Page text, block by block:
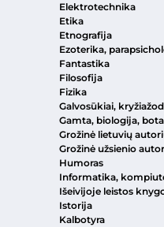
Elektrotechnika
Etika
Etnografija
Ezoterika,
Fantastika
Filosofija
Fizika
Galvosūkiai,
Gamta, biologija,
Grožinė lietuvių
Grožinė užsienio
Humoras
Informatika,
Išeivijoje leistos
Istorija
Kalbotyra